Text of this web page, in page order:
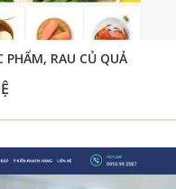
PHẨM, RAU CỦ QUẢ